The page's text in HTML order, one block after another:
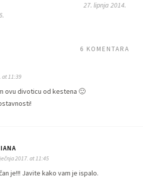
27. lipnja 2014.
6 KOMENTARA
at 11:39
ovu divoticu od kestena 🙂
2017. at 11:45
je!!! Javite kako vam je ispalo.